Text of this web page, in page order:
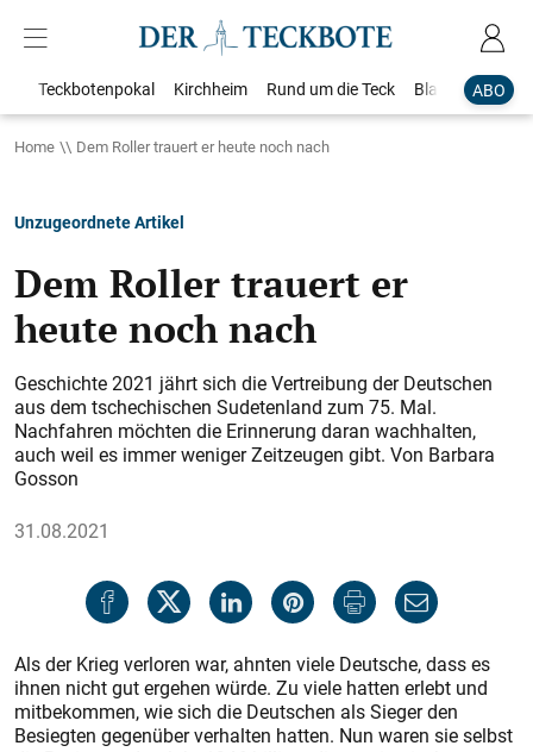
ABO
Teckbotenpokal Kirchheim Rund um die Teck Blaulicht
Home Dem Roller trauert er heute noch nach
Unzugeordnete Artikel
Dem Roller trauert er
heute noch nach
Geschichte 2021 jährt sich die Vertreibung der Deutschen
aus dem tschechischen Sudetenland zum 75. Mal.
Nachfahren möchten die Erinnerung daran wachhalten,
auch weil es immer weniger Zeitzeugen gibt. Von Barbara
Gosson
31.08.2021
Als der Krieg verloren war, ahnten viele Deutsche, dass es
ihnen nicht gut ergehen würde. Zu viele hatten erlebt und
mitbekommen, wie sich die Deutschen als Sieger den
Besiegten gegenüber verhalten hatten. Nun waren sie selbst